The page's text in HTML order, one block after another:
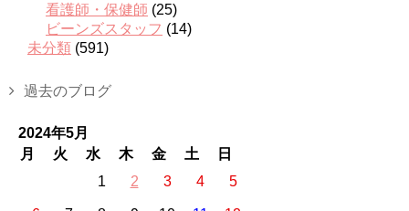
看護師・保健師 (25)
ビーンズスタッフ (14)
未分類 (591)
過去のブログ
2024年5月
月
火 水 木 金 土
日
1
2 3 4 5